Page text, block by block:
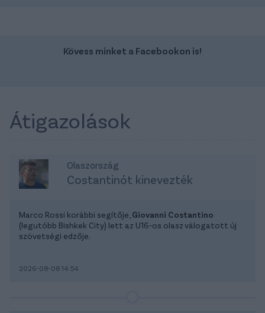
Kövess minket a Facebookon is!
Átigazolások
Olaszország
Costantinót kinevezték
Marco Rossi korábbi segítője,Giovanni Costantino
(legutóbb Bishkek City) lett az U16-os olasz válogatott új
szövetségi edzője.
2026-08-08 14:54